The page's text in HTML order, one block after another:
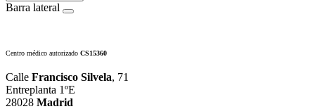
Barra lateral
Centro médico autorizado CS15360
Calle Francisco Silvela, 71
Entreplanta 1ºE
28028 Madrid